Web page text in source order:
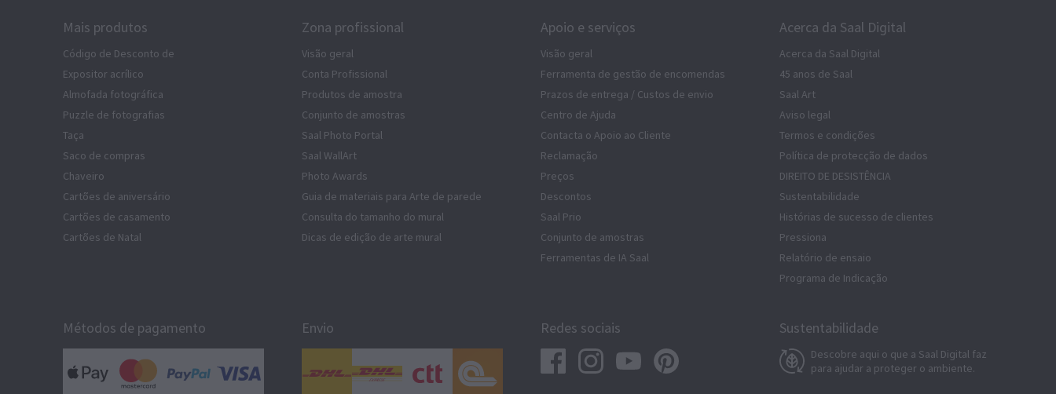
Mais produtos
Código de Desconto de
Expositor acrílico
Almofada fotográfica
Puzzle de fotografias
Taça
Saco de compras
Chaveiro
Cartões de aniversário
Cartões de casamento
Cartões de Natal
Zona profissional
Visão geral
Conta Profissional
Produtos de amostra
Conjunto de amostras
Saal Photo Portal
Saal WallArt
Photo Awards
Guia de materiais para Arte de parede
Consulta do tamanho do mural
Dicas de edição de arte mural
Apoio e serviços
Visão geral
Ferramenta de gestão de encomendas
Prazos de entrega / Custos de envio
Centro de Ajuda
Contacta o Apoio ao Cliente
Reclamação
Preços
Descontos
Saal Prio
Conjunto de amostras
Ferramentas de IA Saal
Acerca da Saal Digital
Acerca da Saal Digital
45 anos de Saal
Saal Art
Aviso legal
Termos e condições
Política de protecção de dados
DIREITO DE DESISTÊNCIA
Sustentabilidade
Histórias de sucesso de clientes
Pressiona
Relatório de ensaio
Programa de Indicação
Métodos de pagamento Envio Redes sociais Sustentabilidade
Descobre aqui o que a Saal Digital faz
para ajudar a proteger o ambiente.